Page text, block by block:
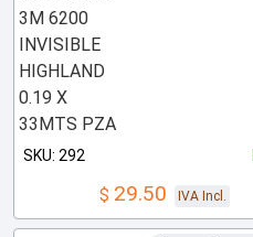
SKU: 292
$ 29.50 IVA Incl.